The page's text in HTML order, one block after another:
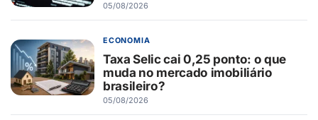
05/08/2026
ECONOMIA
Taxa Selic cai 0,25 ponto: o que
muda no mercado imobiliário
brasileiro?
05/08/2026